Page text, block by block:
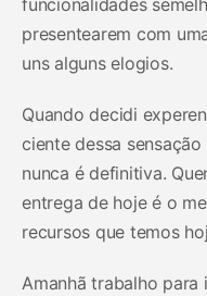
presentearem com
uns alguns elogios.
Quando decidi
ciente dessa
nunca é definitiva.
entrega de hoje é o
recursos que temos
Amanhã trabalho